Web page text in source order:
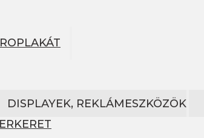
DISPLAYEK, REKLÁMESZKÖZÖK